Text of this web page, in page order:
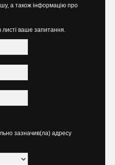
а також інформацію про
листі ваше запитання.
зазначив(ла) адресу